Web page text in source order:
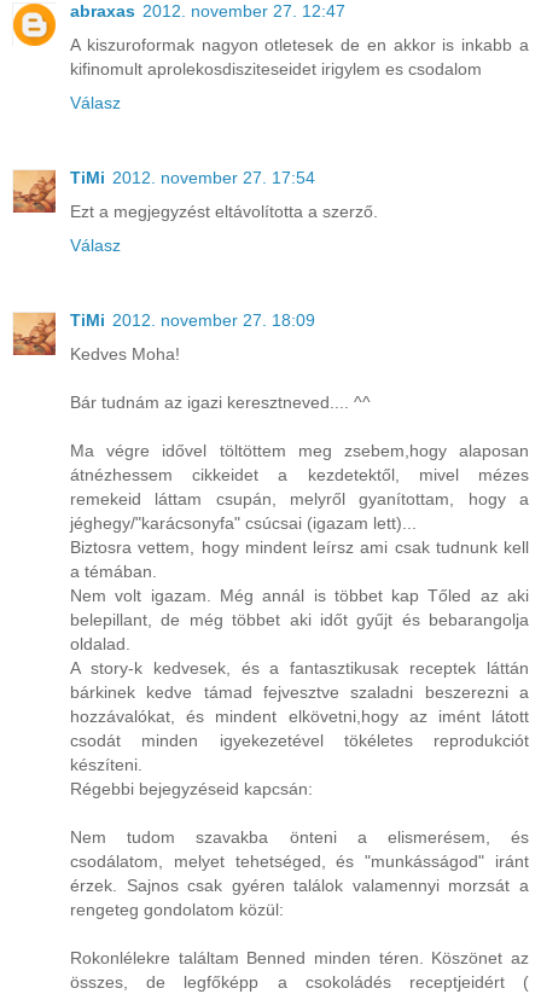
abraxas 2012. november 27. 12:47
A kiszuroformak nagyon otletesek de en akkor is inkabb a
kifinomult aprolekosdisziteseidet irigylem es csodalom
Válasz
TiMi 2012. november 27. 17:54
Ezt a megjegyzést eltávolította a szerző.
Válasz
TiMi 2012. november 27. 18:09
Kedves Moha!
Bár tudnám az igazi keresztneved.... ^^
Ma végre idővel töltöttem meg zsebem,hogy alaposan
átnézhessem cikkeidet a kezdetektől, mivel mézes
remekeid láttam csupán, melyről gyanítottam, hogy a
jéghegy/"karácsonyfa" csúcsai (igazam lett)...
Biztosra vettem, hogy mindent leírsz ami csak tudnunk kell
a témában.
Nem volt igazam. Még annál is többet kap Tőled az aki
belepillant, de még többet aki időt gyűjt és bebarangolja
oldalad.
A story-k kedvesek, és a fantasztikusak receptek láttán
bárkinek kedve támad fejvesztve szaladni beszerezni a
hozzávalókat, és mindent elkövetni,hogy az imént látott
csodát minden igyekezetével tökéletes reprodukciót
készíteni.
Régebbi bejegyzéseid kapcsán:
Nem tudom szavakba önteni a elismerésem, és
csodálatom, melyet tehetséged, és "munkásságod" iránt
érzek. Sajnos csak gyéren találok valamennyi morzsát a
rengeteg gondolatom közül:
Rokonlélekre találtam Benned minden téren. Köszönet az
összes, de legfőképp a csokoládés receptjeidért (